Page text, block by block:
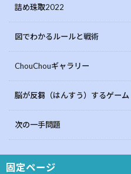
詰め珠取2022
図でわかるルールと戦術
ChouChouギャラリー
脳が反芻（はんすう）するゲーム
次の一手問題
固定ページ